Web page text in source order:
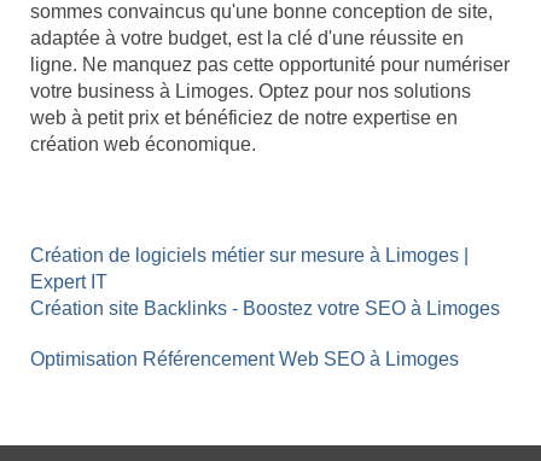
sommes convaincus qu'une bonne conception de site,
adaptée à votre budget, est la clé d'une réussite en
ligne. Ne manquez pas cette opportunité pour numériser
votre business à Limoges. Optez pour nos solutions
web à petit prix et bénéficiez de notre expertise en
création web économique.
Création de logiciels métier sur mesure à Limoges |
Expert IT
Création site Backlinks - Boostez votre SEO à Limoges
Optimisation Référencement Web SEO à Limoges